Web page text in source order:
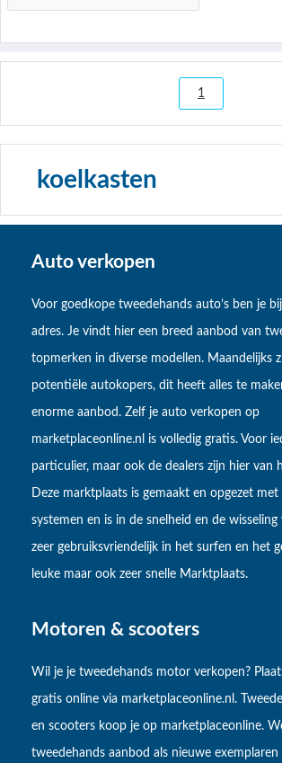
1
koelkasten
Auto verkopen
Voor goedkope tweedehands auto’s ben je
adres. Je vindt hier een breed aanbod van
topmerken in diverse modellen. Maandelijks
potentiële autokopers, dit heeft alles te
enorme aanbod. Zelf je auto verkopen op
marketplaceonline.nl is volledig gratis. Voor
particulier, maar ook de dealers zijn hier van
Deze marktplaats is gemaakt en opgezet
systemen en is in de snelheid en de wisseling
zeer gebruiksvriendelijk in het surfen en het
leuke maar ook zeer snelle Marktplaats.
Motoren & scooters
Wil je je tweedehands motor verkopen?
gratis online via marketplaceonline.nl.
en scooters koop je op marketplaceonline.
tweedehands aanbod als nieuwe